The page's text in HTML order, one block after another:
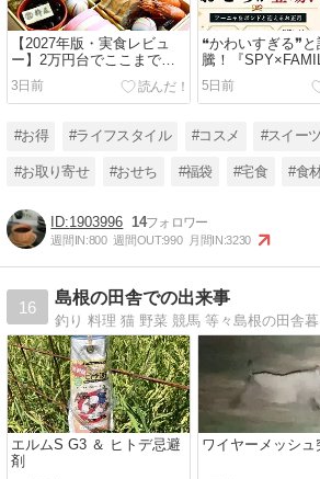
【2027年版・実食レビュ
ー】2万円台でここまで豪
華！グルメ杵屋「招福」
を“コスパNo.1おせち”に推
す理由
3日前
❝かわいすぎる❞と
騰！『
イファミリー）』
初登場
5日前
#お得 #ライフスタイル #コスメ #スイーツ
#お取り寄せ #おせち #福袋 #宅食 #食
1903996 14
週間IN:800 週間OUT:990 月間IN:3230
16
島根の田舎での出来事
エルムS G3 ＆ ヒトデ忌避
剤
ワイヤーメッシュ